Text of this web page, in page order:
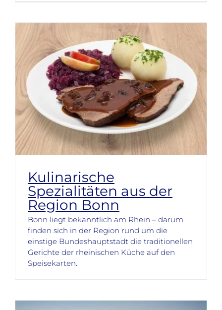
Kulinarische
Spezialitäten aus der
Region Bonn
Bonn liegt bekanntlich am Rhein – darum
finden sich in der Region rund um die
einstige Bundeshauptstadt die traditionellen
Gerichte der rheinischen Küche auf den
Speisekarten.